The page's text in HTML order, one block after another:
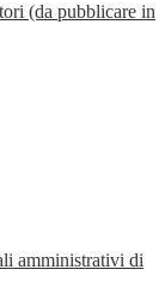
(da pubblicare in
amministrativi di